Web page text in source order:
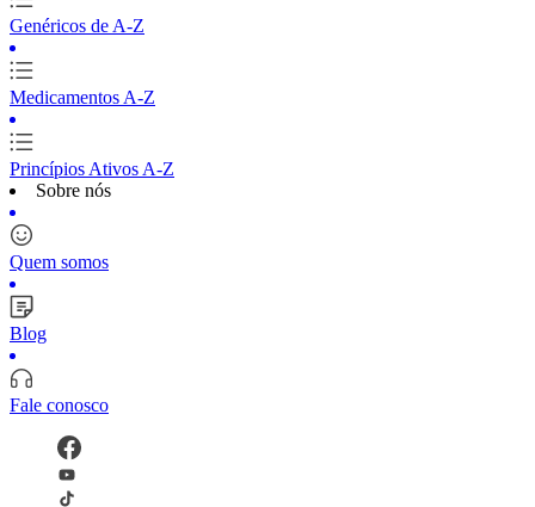
Genéricos de A-Z
Medicamentos A-Z
Princípios Ativos A-Z
Sobre nós
Quem somos
Blog
Fale conosco